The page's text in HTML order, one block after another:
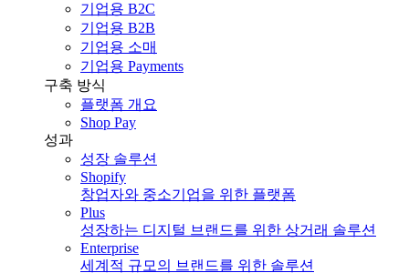
기업용 B2C
기업용 B2B
기업용 소매
기업용 Payments
구축 방식
플랫폼 개요
Shop Pay
성과
성장 솔루션
Shopify
창업자와 중소기업을 위한 플랫폼
Plus
성장하는 디지털 브랜드를 위한 상거래 솔루션
Enterprise
세계적 규모의 브랜드를 위한 솔루션